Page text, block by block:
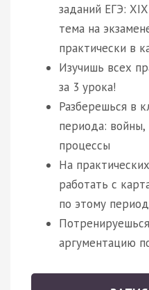
заданий ЕГЭ:
тема на
практически в
Изучишь всех
за 3 урока!
Разберешься в
периода:
процессы
На
работать с
по этому
аргументацию